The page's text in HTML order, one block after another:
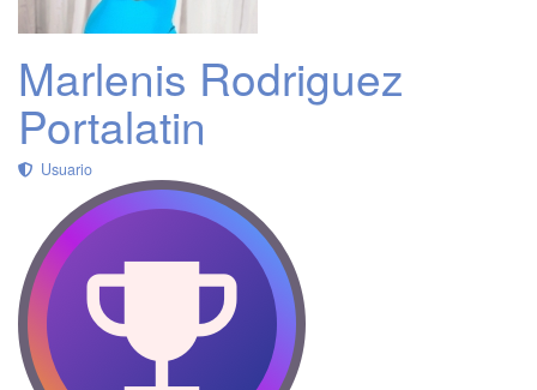
Marlenis Rodriguez
Portalatin
Usuario